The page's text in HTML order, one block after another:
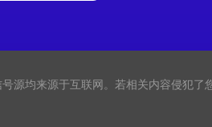
源均来源于互联网。若相关内容侵犯了